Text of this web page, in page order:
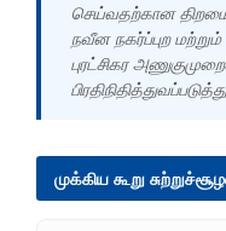
செய்வதற்கான
நவீன நகர்ப்புற மற்றும்
புரட்சிகர
முக்கிய கூறு